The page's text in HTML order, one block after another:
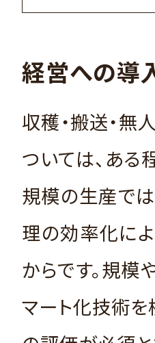
経営への導
収穫・搬送・無
ついては、あ
規模の生産で
理の効率化に
からです。規
マート化技術を